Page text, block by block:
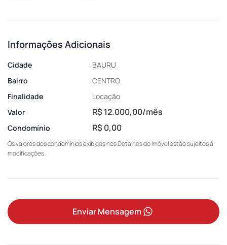
Informações Adicionais
Cidade
BAURU
Bairro
CENTRO
Finalidade
Locação
Valor
R$ 12.000,00/mês
Condomínio R$ 0,00
Os valores dos condomínios exibidos nos Detalhes do Imóvel estão sujeitos à
modificações.
Enviar Mensagem